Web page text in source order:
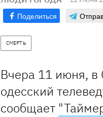
Поделиться
СМЕРТЬ
Вчера 11 июня, в
одесский
сообщает